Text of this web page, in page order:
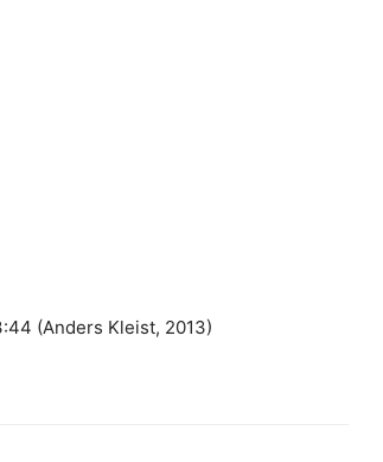
(Anders Kleist, 2013)